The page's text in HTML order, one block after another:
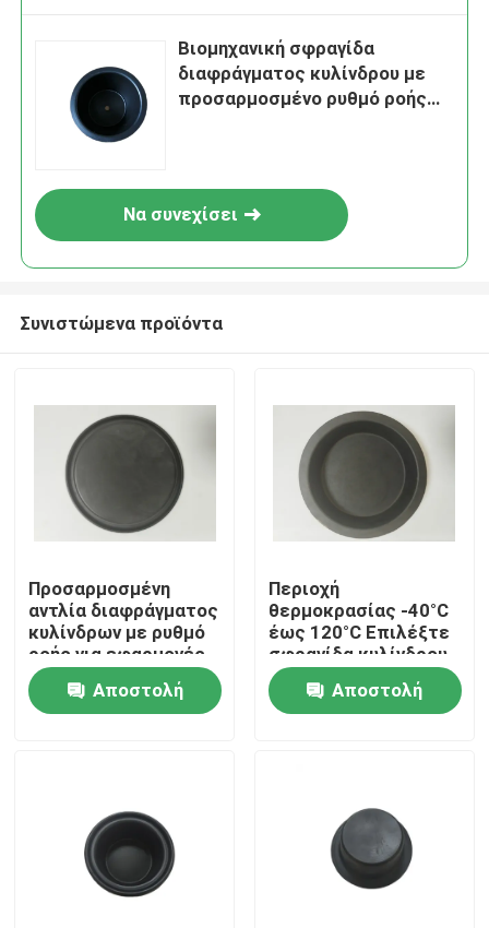
Προϊόντα
Βιομηχανική σφραγίδα
διαφράγματος κυλίνδρου με
προσαρμοσμένο ρυθμό ροής
Να συνεχίσει
Συνιστώμενα προϊόντα
Προσαρμοσμένη
αντλία διαφράγματος
κυλίνδρων με ρυθμό
ροής για εφαρμογές
βαριάς χρήσης από
DN6 έως DN200
Αποστολή
Περιοχή
θερμοκρασίας -40°C
έως 120°C Επιλέξτε
σφραγίδα κυλίνδρου
διαφράγματος για
προσιτή τιμή και
απόδοση από DN6
Αποστολή